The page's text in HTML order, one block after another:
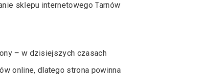
sklepu internetowego Tarnów
– w dzisiejszych czasach
online, dlatego strona powinna